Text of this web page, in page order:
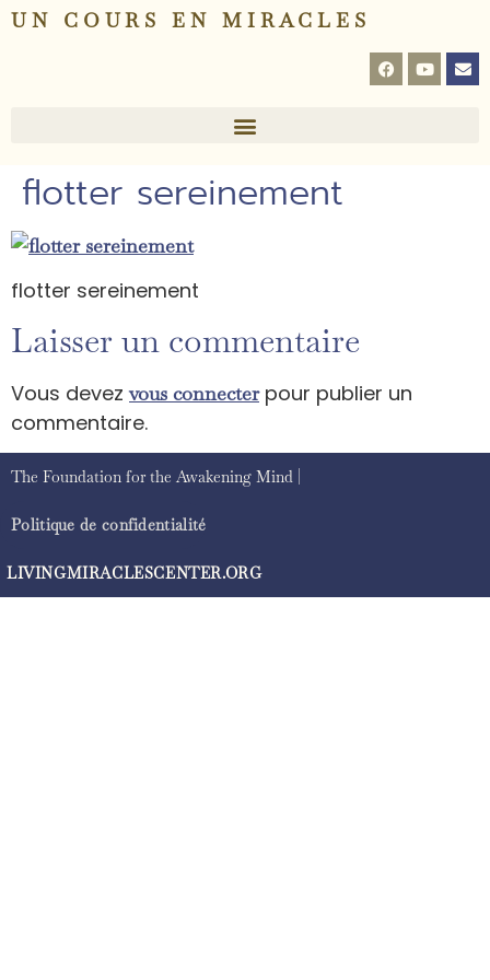
UN COURS EN MIRACLES
flotter sereinement
flotter sereinement
Laisser un commentaire
Vous devezvous connecterpour publier un
commentaire.
The Foundation for the Awakening Mind |
Politique de confidentialité
LIVINGMIRACLESCENTER.ORG